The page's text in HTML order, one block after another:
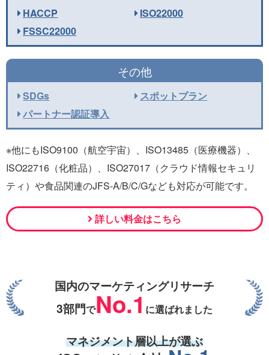
HACCP
ISO22000
FSSC22000
その他
SDGs
スポットプラン
パートナー認証導入
※他にもISO9100（航空宇宙）、ISO13485（医療機器）、
ISO22716（化粧品）、ISO27017（クラウド情報セキュリ
ティ）や食品関連のJFS-A/B/C/Gなども対応が可能です。
詳しい料金はこちら
国内のマーケティングリサーチ
3部門でNo.1 に選ばれました
マネジメント層以上が選ぶ